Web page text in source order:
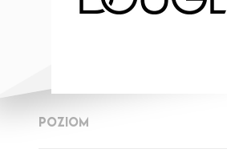
POZIOM